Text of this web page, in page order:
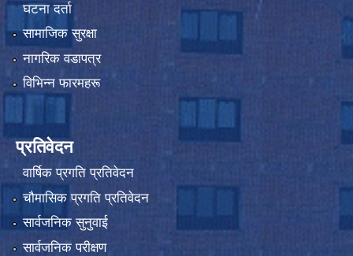
घटना दर्ता
सामाजिक सुरक्षा
नागरिक वडापत्र
विभिन्न फारमहरू
प्रतिवेदन
वार्षिक प्रगति प्रतिवेदन
चौमासिक प्रगति प्रतिवेदन
सार्वजनिक सुनुवाई
सार्वजनिक परीक्षण